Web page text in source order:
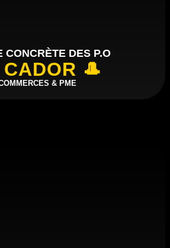
CONCRÈTE DES P.O
🎩
& PME